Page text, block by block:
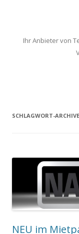
Ihr Anbieter von
SCHLAGWORT-
NEU im